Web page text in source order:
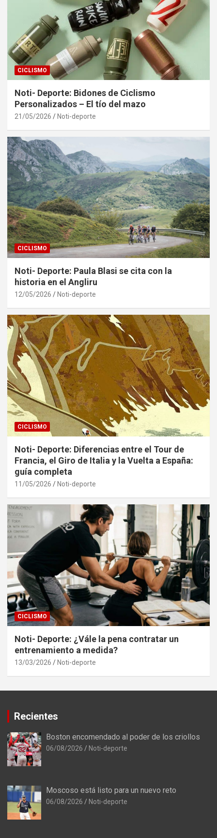
CICLISMO
Noti- Deporte: Bidones de Ciclismo
Personalizados – El tío del mazo
21/05/2026 Noti-deporte
CICLISMO
Noti- Deporte: Paula Blasi se cita con la
historia en el Angliru
12/05/2026 Noti-deporte
CICLISMO
Noti- Deporte: Diferencias entre el Tour de
Francia, el Giro de Italia y la Vuelta a España:
guía completa
11/05/2026 Noti-deporte
CICLISMO
Noti- Deporte: ¿Vále la pena contratar un
entrenamiento a medida?
13/03/2026 Noti-deporte
Recientes
Boston encomendado al poder de los criollos
06/08/2026 Noti-deporte
Moscoso está listo para un nuevo reto
06/08/2026 Noti-deporte